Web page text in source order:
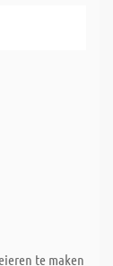
te maken